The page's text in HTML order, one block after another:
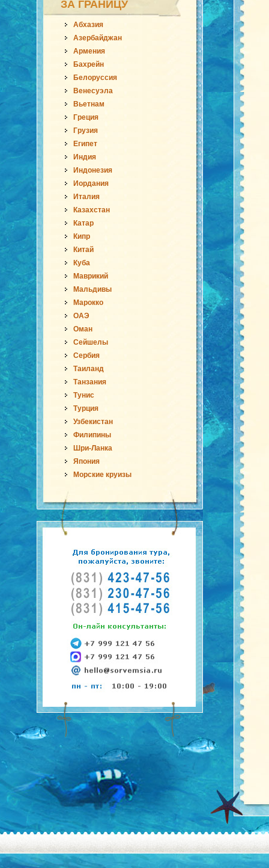
ЗА ГРАНИЦУ
Абхазия
Азербайджан
Армения
Бахрейн
Белоруссия
Венесуэла
Вьетнам
Греция
Грузия
Египет
Индия
Индонезия
Иордания
Италия
Казахстан
Катар
Кипр
Китай
Куба
Маврикий
Мальдивы
Марокко
ОАЭ
Оман
Сейшелы
Сербия
Таиланд
Танзания
Тунис
Турция
Узбекистан
Филипины
Шри-Ланка
Япония
Морские круизы